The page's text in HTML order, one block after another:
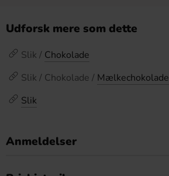
Udforsk mere som dette
Slik / Chokolade
Slik / Chokolade / Mælkechokolade
Slik
Anmeldelser